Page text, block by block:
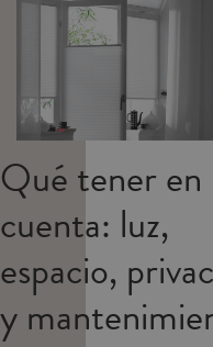
Qué tener en
cuenta: luz,
espacio,
y